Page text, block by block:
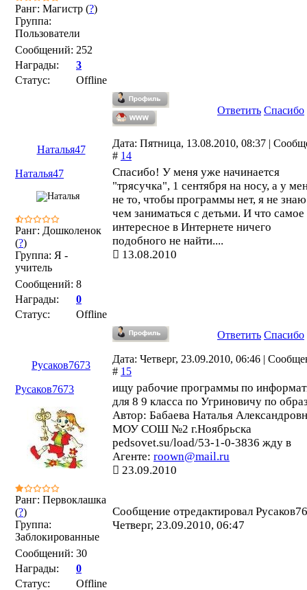
Ранг: Магистр (?)
Группа:
Пользователи
Сообщений: 252
Награды:
3
Статус:
Offline
Ответить Спасибо
Наталья47
Дата: Пятница, 13.08.2010, 08:37 |
# 14
Наталья47
Ранг: Дошколенок
(?)
Группа: Я -
учитель
Сообщений: 8
Награды:
0
Статус:
Offline
Спасибо! У меня уже начинается
"трясучка", 1 сентября на носу, а у
не то, чтобы программы нет, я не знаю
чем заниматься с детьми. И что самое
интересное в Интернете ничего
подобного не найти....
13.08.2010
Ответить Спасибо
Русаков7673
Дата: Четверг, 23.09.2010, 06:46 |
# 15
Русаков7673
Ранг: Первоклашка
(?)
Группа:
Заблокированные
Сообщений: 30
Награды:
0
Статус:
Offline
ищу рабочие программы по
для 8 9 класса по Угриновичу по
Автор: Бабаева Наталья
МОУ СОШ №2 г.Ноябрьска
pedsovet.su/load/53-1-0-3836 жду в
Агенте: roown@mail.ru
23.09.2010
Сообщение отредактировал
Четверг, 23.09.2010, 06:47